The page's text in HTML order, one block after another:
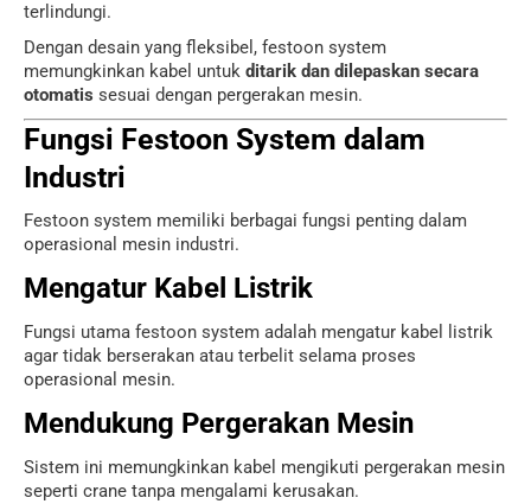
terlindungi.
Dengan desain yang fleksibel, festoon system
memungkinkan kabel untuk ditarik dan dilepaskan secara
otomatis sesuai dengan pergerakan mesin.
Fungsi Festoon System dalam
Industri
Festoon system memiliki berbagai fungsi penting dalam
operasional mesin industri.
Mengatur Kabel Listrik
Fungsi utama festoon system adalah mengatur kabel listrik
agar tidak berserakan atau terbelit selama proses
operasional mesin.
Mendukung Pergerakan Mesin
Sistem ini memungkinkan kabel mengikuti pergerakan mesin
seperti crane tanpa mengalami kerusakan.